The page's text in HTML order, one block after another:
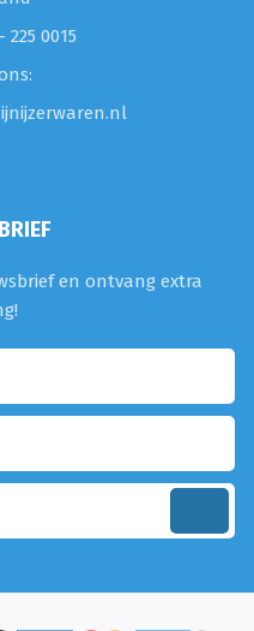
225 0015
en ontvang extra